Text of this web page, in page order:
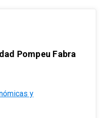
Pompeu Fabra
y